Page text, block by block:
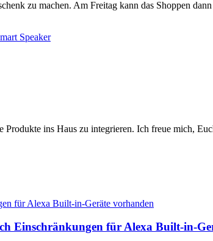
zu machen. Am Freitag kann das Shoppen
Speaker
Produkte ins Haus zu integrieren. Ich freue mich,
für Alexa Built-in-Geräte vorhanden
Einschränkungen für Alexa Built-in-